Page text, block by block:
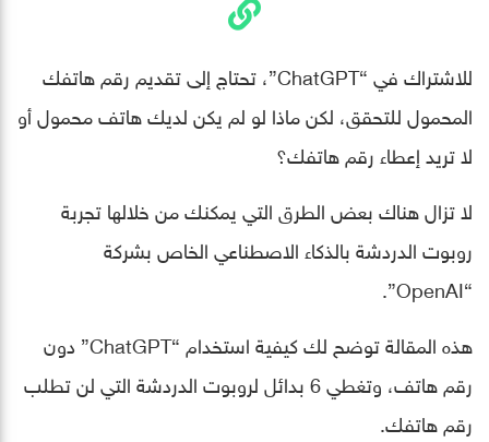
للاشتراك في “ChatGPT”، تحتاج إلى تقديم رقم هاتفك
المحمول للتحقق، لكن ماذا لو لم يكن لديك هاتف محمول أو
لا تريد إعطاء رقم هاتفك؟
لا تزال هناك بعض الطرق التي يمكنك من خلالها تجربة
روبوت الدردشة بالذكاء الاصطناعي الخاص بشركة
“OpenAI”.
هذه المقالة توضح لك كيفية استخدام “ChatGPT” دون
رقم هاتف، وتغطي 6 بدائل لروبوت الدردشة التي لن تطلب
رقم هاتفك.